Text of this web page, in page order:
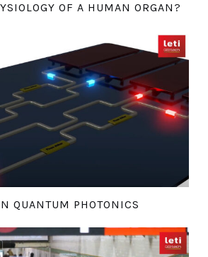
OF A HUMAN ORGAN?
QUANTUM PHOTONICS